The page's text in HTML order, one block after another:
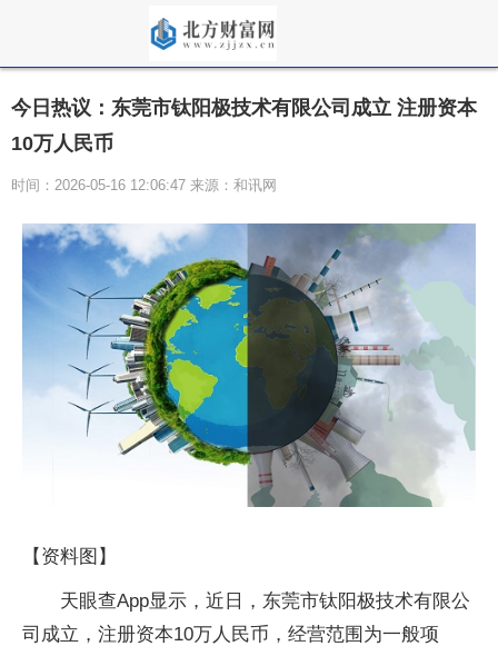
今日热议：东莞市钛阳极技术有限公司成立 注册资本
10万人民币
时间：2026-05-16 12:06:47 来源：和讯网
【资料图】
天眼查App显示，近日，东莞市钛阳极技术有限公
司成立，注册资本10万人民币，经营范围为一般项